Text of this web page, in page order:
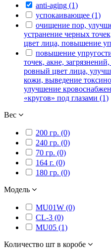
anti-aging (1)
успокаивающее (1)
очищение пор,
устранение черных
цвет лица, повышение
повышение
точек, акне,
ровный цвет лица,
кожи, выведение
улучшение
«кругов» под глазами (1)
Вес
200 гр. (0)
240 гр. (0)
70 гр. (0)
164 г. (0)
180 гр. (0)
Модель
MU01W (0)
CL-3 (0)
MU05 (1)
Количество шт в коробе